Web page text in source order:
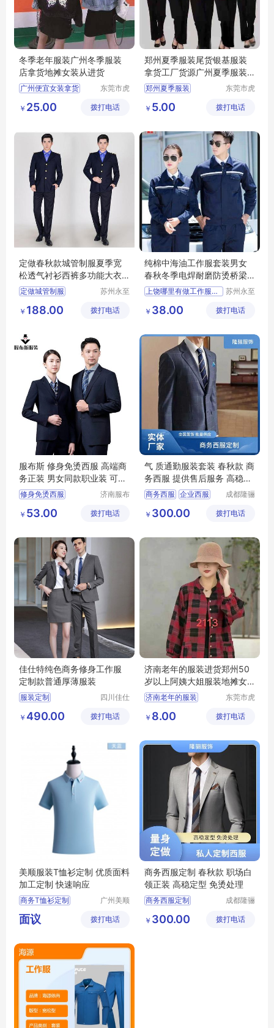
冬季老年服装广州冬季服装
店拿货地摊女装从进货
广州便宜女装拿货
广州服装
东莞市虎
饰经营部
￥ 25.00 拨打电话
郑州夏季服装尾货银基服装
拿货工厂货源广州夏季服装
拿货
郑州夏季服装
广州夏季服装拿货
东莞市虎
饰经营部
￥ 5.00 拨打电话
定做春秋款城管制服夏季宽
松透气衬衫西裤多功能大衣
订做
定做城管制服
陕西服装厂
陕西做校
苏州永至
限公司
￥ 188.00 拨打电话
纯棉中海油工作服套装男女
春秋冬季电焊耐磨防烫桥梁
工厂船长服装
上饶哪里有做工作服的工厂进贤哪里有做工作服的工厂
纯棉中海油工作服
船长服装定制
苏州永至
限公司
￥ 38.00 拨打电话
服布斯 修身免烫西服 高端商
务正装 男女同款职业装 可私
人定制 可批发
修身免烫西服
男女同款职业装
商务西服批发
济南服布
限公司
￥ 53.00 拨打电话
气 质通勤服装套装 春秋款 商
务西服 提供售后服务 高稳定
型 免烫处理
商务西服 企业西服
男女休闲西装
成都隆骊
公司
￥ 300.00 拨打电话
佳仕特纯色商务修身工作服
定制款普通厚薄服装
服装定制
四川佳仕
限责任公
￥ 490.00 拨打电话
济南老年的服装进货郑州50
岁以上阿姨大姐服装地摊女
装进货
济南老年的服装
郑州地摊女装进货
东莞市虎
饰经营部
￥ 8.00 拨打电话
美顺服装T恤衫定制 优质面料
加工定制 快速响应
商务T恤衫定制
POIO衫商务定做
广州美顺
公司
面议 拨打电话
商务西服定制 春秋款 职场白
领正装 高稳定型 免烫处理
商务西服定制
私人定制西服
成都隆骊
公司
￥ 300.00 拨打电话